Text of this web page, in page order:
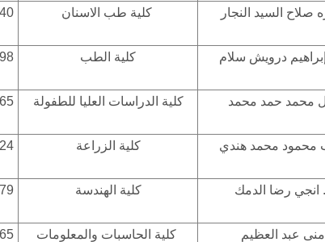
صلاح السيد النجار كلية طب الاسنان
إبراهيم درويش سلام كلية الطب
محمد حمد محمد كلية الدراسات العليا للطفولة
محمود محمد هندي كلية الزراعة
انجي رضا الدمك كلية الهندسة
منى عبد العظيم كلية الحاسبات والمعلومات